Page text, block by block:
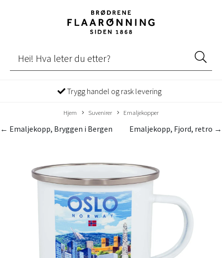
Trygg handel og rask levering
Hjem Suvenirer Emaljekopper
Emaljekopp, Fjord, retro →
← Emaljekopp, Bryggen i Bergen